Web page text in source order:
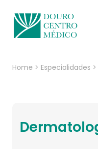
Home > Especialidades >